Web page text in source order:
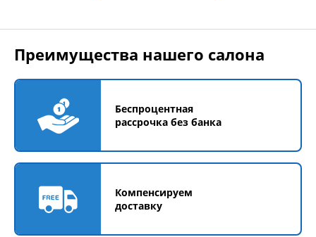
Преимущества нашего салона
Беспроцентная
рассрочка без банка
Компенсируем
доставку